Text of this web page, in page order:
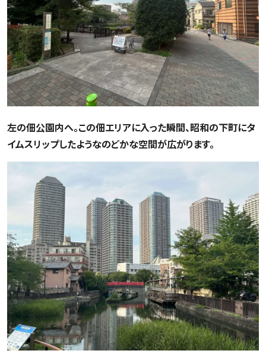
左の佃公園内へ。この佃エリアに入った瞬間、昭和の下町にタ
イムスリップしたようなのどかな空間が広がります。